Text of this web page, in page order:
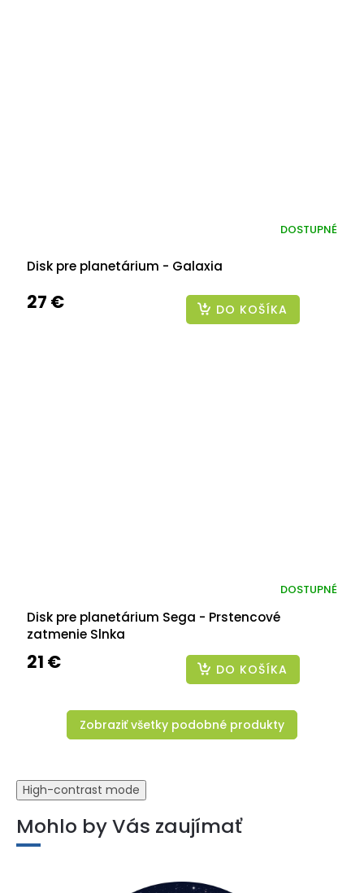
Disk pre planetárium - Galaxia
DOSTUPNÉ
27 € DO KOŠÍKA
Disk pre planetárium Sega - Prstencové
zatmenie Slnka
DOSTUPNÉ
21 € DO KOŠÍKA
Zobraziť všetky podobné produkty
High-contrast mode
Mohlo by Vás zaujímať